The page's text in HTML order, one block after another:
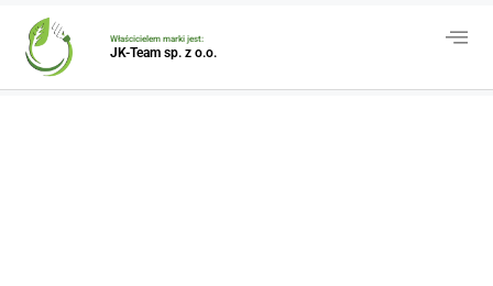
Właścicielem marki jest:
JK-Team sp. z o.o.